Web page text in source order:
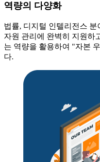
역량의 다양화
법률, 디지털 인텔리전스
자원 관리에 완벽히 지원하
는 역량을 활용하여 "자본
다.